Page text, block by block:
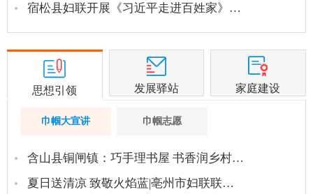
宿松县妇联开展《习近平走进百姓家》…
思想引领 发展驿站 家庭建设
巾帼大宣讲 巾帼志愿
含山县铜闸镇：巧手理书屋 书香润乡村…
夏日送清凉 致敬火焰蓝|亳州市妇联联…